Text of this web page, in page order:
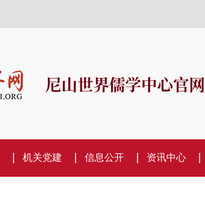
尼山世界儒学中心官网
机关党建 信息公开 资讯中心